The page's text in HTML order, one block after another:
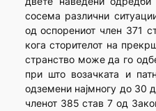
сосема различни
од оспорениот член 371
кога сторителот на
странство може да го
при што возачката и
одземени најмногу до 30
членот 385 став 7 од